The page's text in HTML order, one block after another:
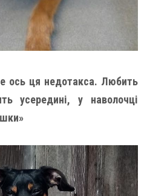
ось ця недотакса. Любить
усередині, у наволочці